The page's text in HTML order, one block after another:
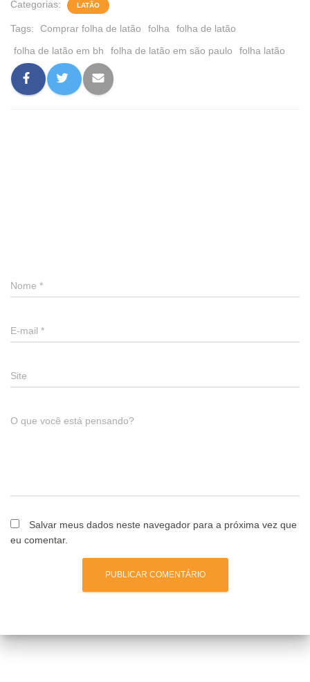
Categorias: LATÃO
Tags: Comprar folha de latão folha
folha de latão
folha de latão em bh
folha de latão em são paulo folha latão
Nome *
E-mail *
Site
O que você está pensando?
Salvar meus dados neste navegador para a próxima vez que
eu comentar.